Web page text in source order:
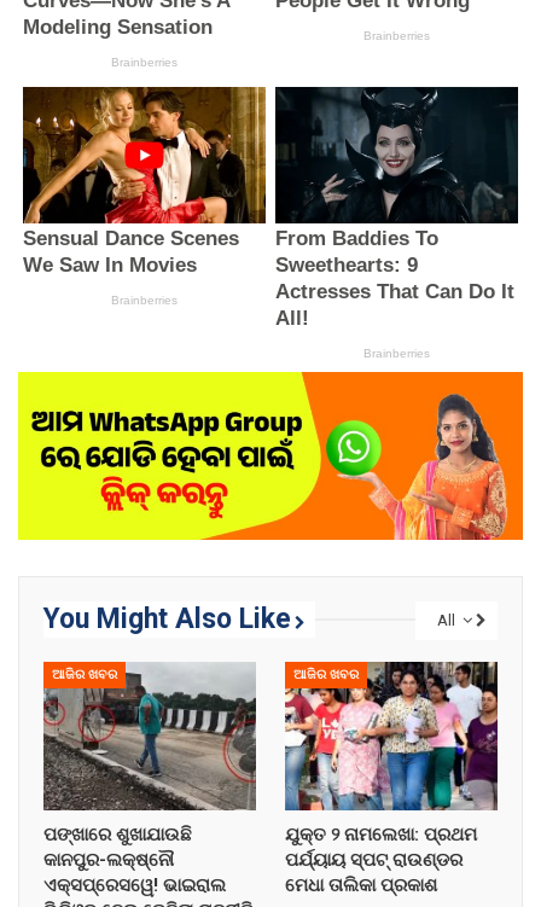
All
You Might Also Like
ଆଜିର ଖବର
ପଙ୍ଖାରେ ଶୁଖାଯାଉଛି
କାନପୁର-ଲକ୍ଷ୍ନୌ
ଏକ୍ସପ୍ରେସୱେ! ଭାଇରାଲ
ଆଜିର ଖବର
ଯୁକ୍ତ ୨ ନାମଲେଖା: ପ୍ରଥମ
ପର୍ଯ୍ୟାୟ ସ୍ପଟ୍ ରାଉଣ୍ଡର
ମେଧା ତାଲିକା ପ୍ରକାଶ